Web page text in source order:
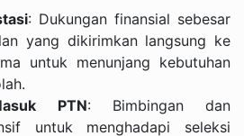
: Dukungan finansial sebesar
yang dikirimkan langsung ke
untuk menunjang kebutuhan
PTN: Bimbingan dan
untuk menghadapi seleksi